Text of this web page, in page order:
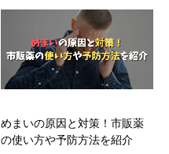
めまいの原因と対策！市販薬
の使い方や予防方法を紹介